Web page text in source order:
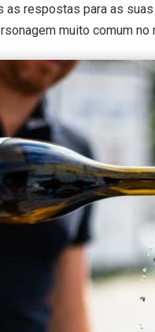
as respostas para as
muito comum no